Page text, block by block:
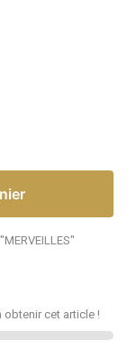
obtenir cet article !